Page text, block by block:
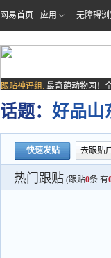
网易首页 应用 无障碍
跟贴神评组: 最奇葩动物园！
场子
话题： 好品山
快速发贴 去跟贴
热门跟贴 (跟贴0条 有